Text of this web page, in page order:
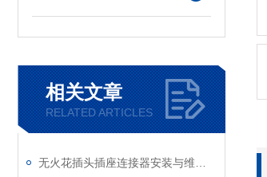
相关文章
RELATED ARTICLES